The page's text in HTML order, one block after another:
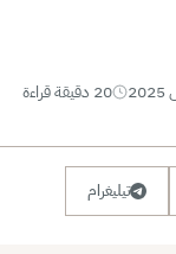
20 دقيقة قراءة
تيليغرام